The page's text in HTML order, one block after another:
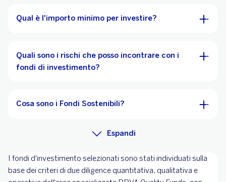
Qual è l'importo minimo per investire?
Quali sono i rischi che posso incontrare con i
fondi di investimento?
Cosa sono i Fondi Sostenibili?
Espandi
I fondi d'investimento selezionati sono stati individuati sulla
base dei criteri di due diligence quantitativa, qualitativa e